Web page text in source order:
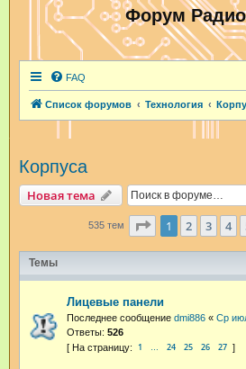
Форум
FAQ
Список форумов Технология
Корпуса
Новая тема
535 тем Страница из
1 2 3 4
Темы
Лицевые панели
Последнее сообщение dmi886 « Ср
Ответы: 526
1 … 24 25 26 27